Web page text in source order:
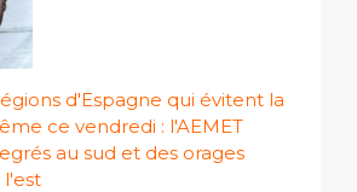
d'Espagne qui évitent la
ce vendredi : l'AEMET
au sud et des orages
l'est